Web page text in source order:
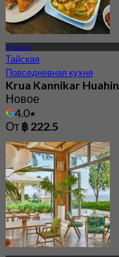
Хуахин
Тайская
Повседневная кухня
Krua Kannikar Huahin
Новое
4.0
От ฿ 222.5